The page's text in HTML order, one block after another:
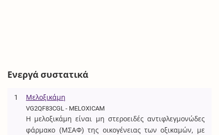
Ενεργά συστατικά
1 Μελοξικάμη
VG2QF83CGL - MELOXICAM
Η μελοξικάμη είναι μη στεροειδές αντιφλεγμονώδες
φάρμακο (ΜΣΑΦ) της οικογένειας των οξικαμών, με